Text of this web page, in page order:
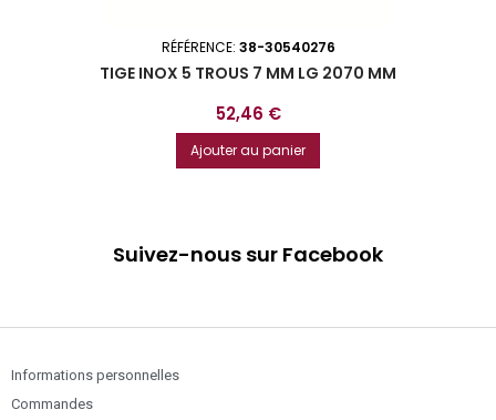
RÉFÉRENCE: 38-30540276
TIGE INOX 5 TROUS 7 MM LG 2070 MM
Prix
52,46 €
Ajouter au panier
Suivez-nous sur Facebook
Informations personnelles
Commandes